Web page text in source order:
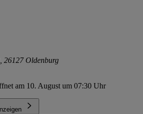
26127 Oldenburg
am 10. August um 07:30 Uhr